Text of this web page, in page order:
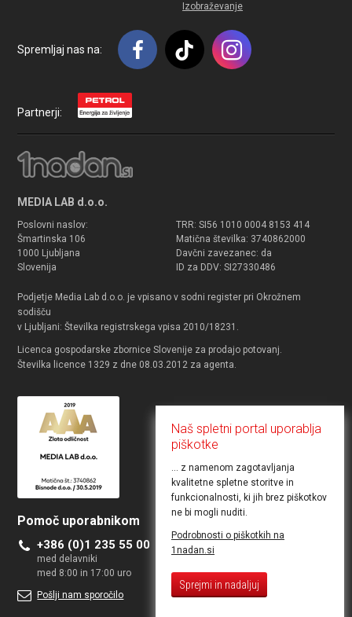
Izobraževanje
Spremljaj nas na:
Partnerji:
MEDIA LAB d.o.o.
Poslovni naslov:
Šmartinska 106
1000 Ljubljana
Slovenija
TRR: SI56 1010 0004 8153 414
Matična številka: 3740862000
Davčni zavezanec: da
ID za DDV: SI27330486
Podjetje Media Lab d.o.o. je vpisano v sodni register pri Okrožnem
sodišču
v Ljubljani: Številka registrskega vpisa 2010/18231.
Licenca gospodarske zbornice Slovenije za prodajo potovanj.
Številka licence 1329 z dne 08.03.2012 za agenta.
Pomoč uporabnikom
+386 (0)1 235 55 00
med delavniki
med 8:00 in 17:00 uro
Pošlji nam sporočilo
Želite objaviti ponudbo
Kontakt za poslovne uporabnike
Naš spletni portal uporablja
piškotke
... z namenom zagotavljanja
kvalitetne spletne storitve in
funkcionalnosti, ki jih brez piškotkov
ne bi mogli nuditi.
Podrobnosti o piškotkih na
1nadan.si
Sprejmi in nadaljuj